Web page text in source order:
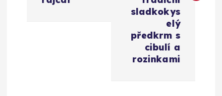
sladkokys
elý
předkrm s
cibulí a
rozinkami